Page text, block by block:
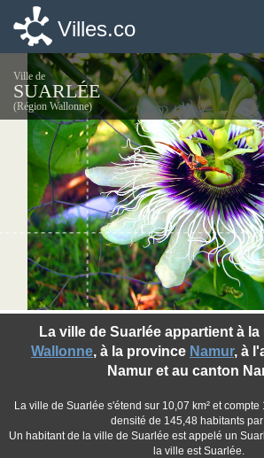
Villes.co
Ville de
SUARLÉE
(Région Wallonne)
La ville de Suarlée appartient à la
Wallonne, à la province Namur, à
Namur et au canton
La ville de Suarlée s'étend sur 10,07 km² et
densité de 145,48 habitants par
Un habitant de la ville de Suarlée est appelé un
la ville est Suarlée.
Villes.co